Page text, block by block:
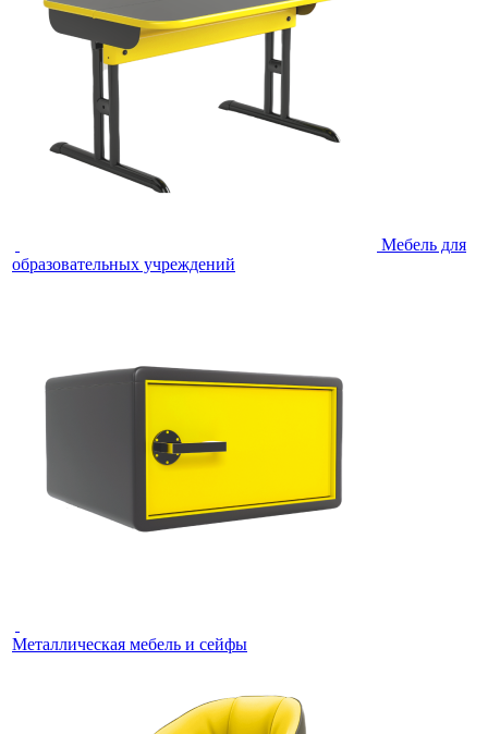
Мебель для
образовательных учреждений
Металлическая мебель и сейфы